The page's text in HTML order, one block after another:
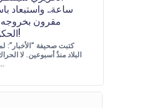
ساعة.. واستبعاد
مقرون
الحكومة!
كتبت صحيفة “الأخبار”:
البلاد منذُ أسبوعين. لا